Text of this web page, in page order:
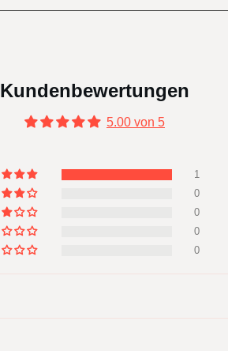
Kundenbewertungen
5.00 von 5
1
0
0
0
0